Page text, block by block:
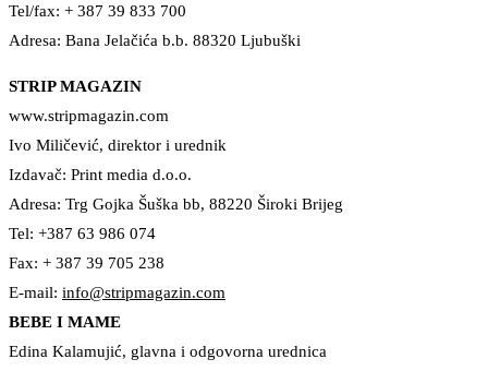
Tel/fax: + 387 39 833 700
Adresa: Bana Jelačića b.b. 88320 Ljubuški
STRIP MAGAZIN
www.stripmagazin.com
Ivo Miličević, direktor i urednik
Izdavač: Print media d.o.o.
Adresa: Trg Gojka Šuška bb, 88220 Široki Brijeg
Tel: +387 63 986 074
Fax: + 387 39 705 238
E-mail: info@stripmagazin.com
BEBE I MAME
Edina Kalamujić, glavna i odgovorna urednica